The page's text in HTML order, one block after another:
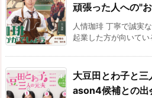
頑張った人への"
人情珈琲 丁寧で誠実
起業した方が向いて
大豆田とわ子と
ason4候補との出